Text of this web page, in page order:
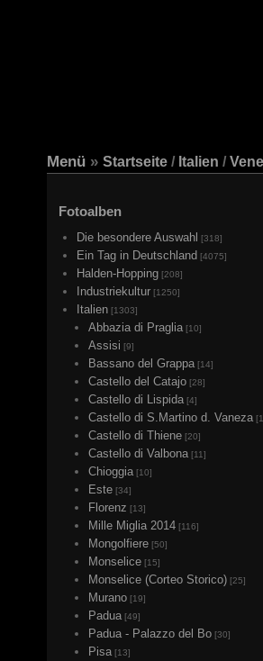
Menü » Startseite / Italien /
Fotoalben
Die besondere Auswahl [318]
Ein Tag in Deutschland [4075]
Halden-Hopping[208]
Industriekultur[1250]
Italien[1303]
Abbazia di Praglia[10]
Assisi [9]
Bassano del Grappa[14]
Castello del Catajo[28]
Castello di Lispida[4]
Castello di S.Martino d. Vaneza
Castello di Thiene[20]
Castello di Valbona[11]
Chioggia[10]
Este[34]
Florenz [13]
Mille Miglia 2014[116]
Mongolfiere[50]
Monselice[15]
Monselice (Corteo Storico)[25]
Murano[19]
Padua[49]
Padua - Palazzo del Bo[30]
Pisa[13]